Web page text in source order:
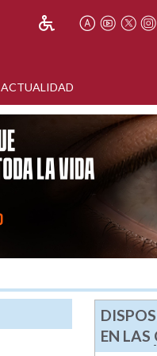
ACTUALIDAD
EN LAS